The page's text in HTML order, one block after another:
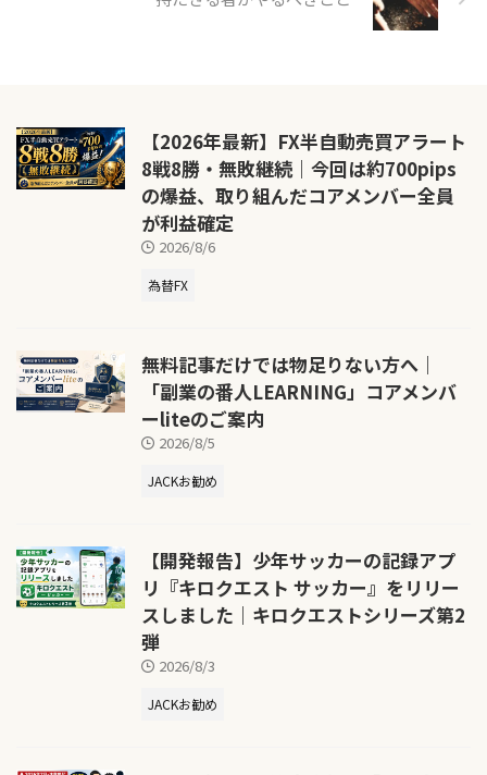
【2026年最新】FX半自動売買アラート
8戦8勝・無敗継続｜今回は約700pips
の爆益、取り組んだコアメンバー全員
が利益確定
2026/8/6
為替FX
無料記事だけでは物足りない方へ｜
「副業の番人LEARNING」コアメンバ
ーliteのご案内
2026/8/5
JACKお勧め
【開発報告】少年サッカーの記録アプ
リ『キロクエスト サッカー』をリリー
スしました｜キロクエストシリーズ第2
弾
2026/8/3
JACKお勧め